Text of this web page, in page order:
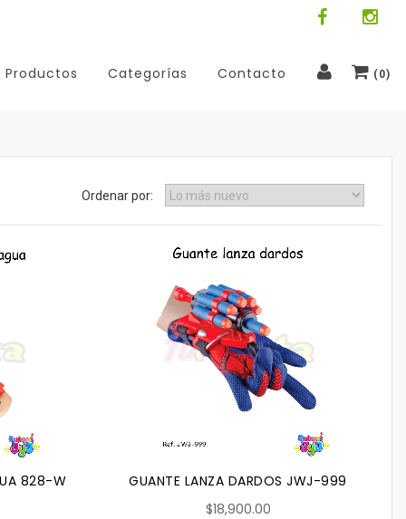
Productos Categorías Contacto ( 0)
Ordenar por:
828-W
GUANTE LANZA DARDOS JWJ-999
$18,900.00